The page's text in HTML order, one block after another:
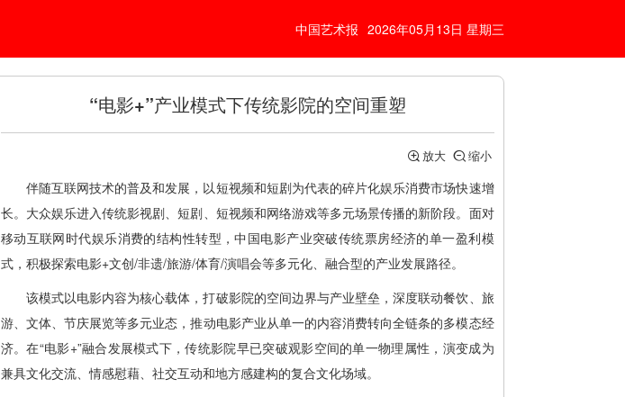
中国艺术报 2026年05月13日 星期三
“电影+”产业模式下传统影院的空间重塑
放大 缩小
伴随互联网技术的普及和发展，以短视频和短剧为代表的碎片化娱乐消费市场快速增
长。大众娱乐进入传统影视剧、短剧、短视频和网络游戏等多元场景传播的新阶段。面对
移动互联网时代娱乐消费的结构性转型，中国电影产业突破传统票房经济的单一盈利模
式，积极探索电影+文创/非遗/旅游/体育/演唱会等多元化、融合型的产业发展路径。
该模式以电影内容为核心载体，打破影院的空间边界与产业壁垒，深度联动餐饮、旅
游、文体、节庆展览等多元业态，推动电影产业从单一的内容消费转向全链条的多模态经
济。在“电影+”融合发展模式下，传统影院早已突破观影空间的单一物理属性，演变成为
兼具文化交流、情感慰藉、社交互动和地方感建构的复合文化场域。